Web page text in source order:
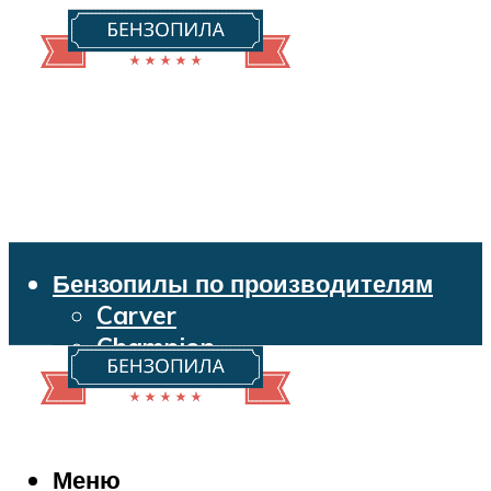
Бензопилы по производителям
Carver
Champion
Echo
Husqvarna
Makita
Меню